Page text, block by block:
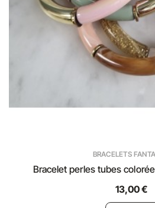
BRACELETS
Bracelet perles tubes
13,00 €